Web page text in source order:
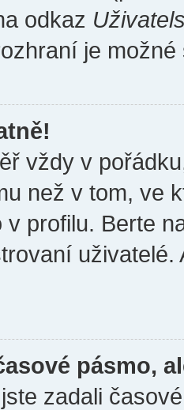
odkaz
je
vždy v
než v tom, ve
v profilu. Berte
pásmo,
zadali